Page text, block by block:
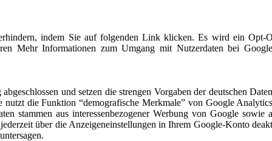
indem Sie auf folgenden Link klicken. Es wird ein Opt-
Mehr Informationen zum Umgang mit Nutzerdaten bei
und setzen die strengen Vorgaben der deutschen
die Funktion “demografische Merkmale” von Google
stammen aus interessenbezogener Werbung von Google
über die Anzeigeneinstellungen in Ihrem Google-Konto